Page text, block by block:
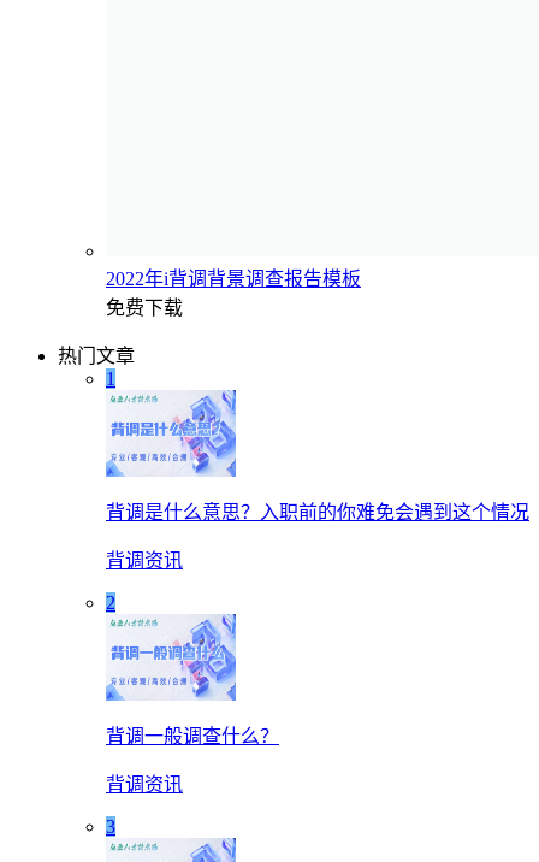
2022年i背调背景调查报告模板
免费下载
热门文章
1
背调是什么意思？入职前的你难免会遇到这个情况
背调资讯
2
背调一般调查什么？
背调资讯
3